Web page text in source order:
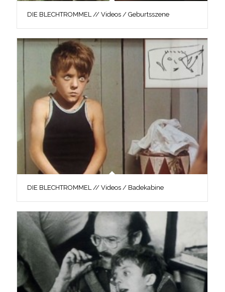
DIE BLECHTROMMEL // Videos / Geburtsszene
DIE BLECHTROMMEL // Videos / Badekabine